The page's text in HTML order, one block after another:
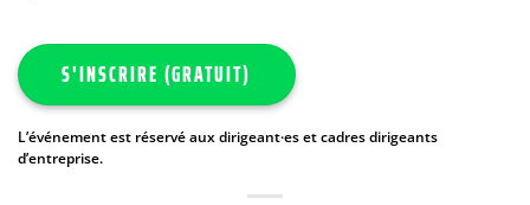
S'INSCRIRE (GRATUIT)
L’événement est réservé aux dirigeant·es et cadres dirigeants
d’entreprise.